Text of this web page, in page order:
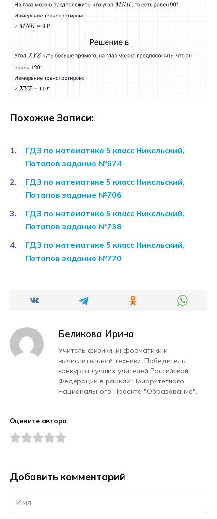
Похожие Записи:
ГДЗ по математике 5 класс Никольский,
Потапов задание №674
ГДЗ по математике 5 класс Никольский,
Потапов задание №706
ГДЗ по математике 5 класс Никольский,
Потапов задание №738
ГДЗ по математике 5 класс Никольский,
Потапов задание №770
Беликова Ирина
Учитель физики, информатики и
вычислительной техники. Победитель
конкурса лучших учителей Российской
Федерации в рамках Приоритетного
Национального Проекта "Образование".
Оцените автора
Добавить комментарий
Имя
*